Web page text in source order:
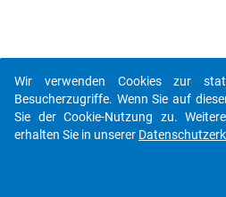
Wir verwenden Cookies zur
Besucherzugriffe. Wenn Sie auf
Sie der Cookie-Nutzung zu.
erhalten Sie in unserer